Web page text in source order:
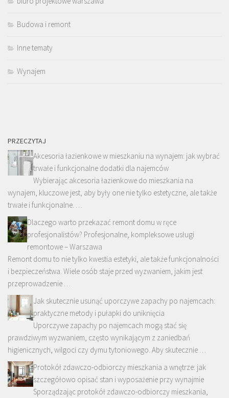
Budowa i remont
Inne tematy
Wynajem
PRZECZYTAJ
Akcesoria łazienkowe w mieszkaniu na wynajem: jak wybrać
trwałe i funkcjonalne dodatki dla najemców
Wybierając akcesoria łazienkowe do mieszkania na
wynajem, kluczowe jest, aby były one nie tylko estetyczne, ale także
trwałe i funkcjonalne. …
Dlaczego warto przekazać remont domu w ręce
profesjonalistów? Profesjonalne, kompleksowe usługi
remontowe – Warszawa
Remont domu to nie tylko kwestia estetyki, ale także funkcjonalności
i bezpieczeństwa. Wiele osób staje przed wyzwaniem, jakim jest
przeprowadzenie …
Jak skutecznie usunąć uporczywe zapachy po najemcach:
praktyczne metody i pułapki do uniknięcia
Uporczywe zapachy po najemcach mogą stać się
prawdziwym wyzwaniem, często wynikającym z zaniedbań
higienicznych, wilgoci czy dymu tytoniowego. Aby skutecznie …
Protokół zdawczo-odbiorczy mieszkania a wnętrze: jak
szczegółowo opisać stan i wyposażenie przy wynajmie
Sporządzając protokół zdawczo-odbiorczy mieszkania,